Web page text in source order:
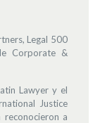
Legal 500
Corporate &
Lawyer y el
Justice
reconocieron a